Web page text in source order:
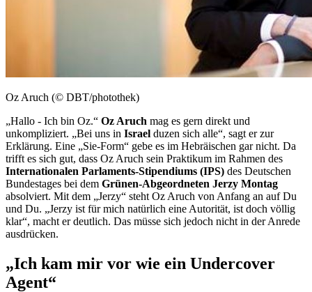
Oz Aruch (© DBT/photothek)
„Hallo - Ich bin Oz.“ Oz Aruch mag es gern direkt und
unkompliziert. „Bei uns in Israel duzen sich alle“, sagt er zur
Erklärung. Eine „Sie-Form“ gebe es im Hebräischen gar nicht. Da
trifft es sich gut, dass Oz Aruch sein Praktikum im Rahmen des
Internationalen Parlaments-Stipendiums (IPS) des Deutschen
Bundestages bei dem Grünen-Abgeordneten Jerzy Montag
absolviert. Mit dem „Jerzy“ steht Oz Aruch von Anfang an auf Du
und Du. „Jerzy ist für mich natürlich eine Autorität, ist doch völlig
klar“, macht er deutlich. Das müsse sich jedoch nicht in der Anrede
ausdrücken.
„Ich kam mir vor wie ein Undercover
Agent“